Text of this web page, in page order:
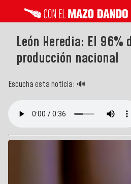
León Heredia: El
producción nacional
Escucha esta noticia: 🔊